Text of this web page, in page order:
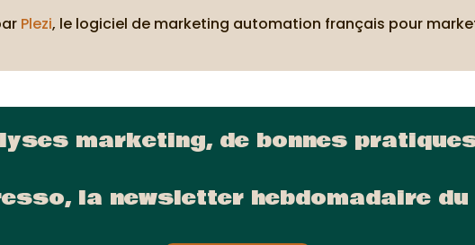
Plezi, le logiciel de marketing automation français pour
marketing, de bonnes
la newsletter hebdomadaire du